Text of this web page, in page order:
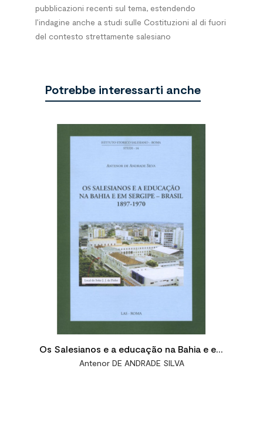
pubblicazioni recenti sul tema, estendendo
l’indagine anche a studi sulle Costituzioni al di fuori
del contesto strettamente salesiano
Potrebbe interessarti anche
Os Salesianos e a educação na Bahia e em
Sergipe - Brasil 1897-1970
Antenor DE ANDRADE SILVA